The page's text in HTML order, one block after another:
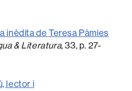
inèdita de Teresa Pàmies
& Literatura, 33, p. 27-
lector i